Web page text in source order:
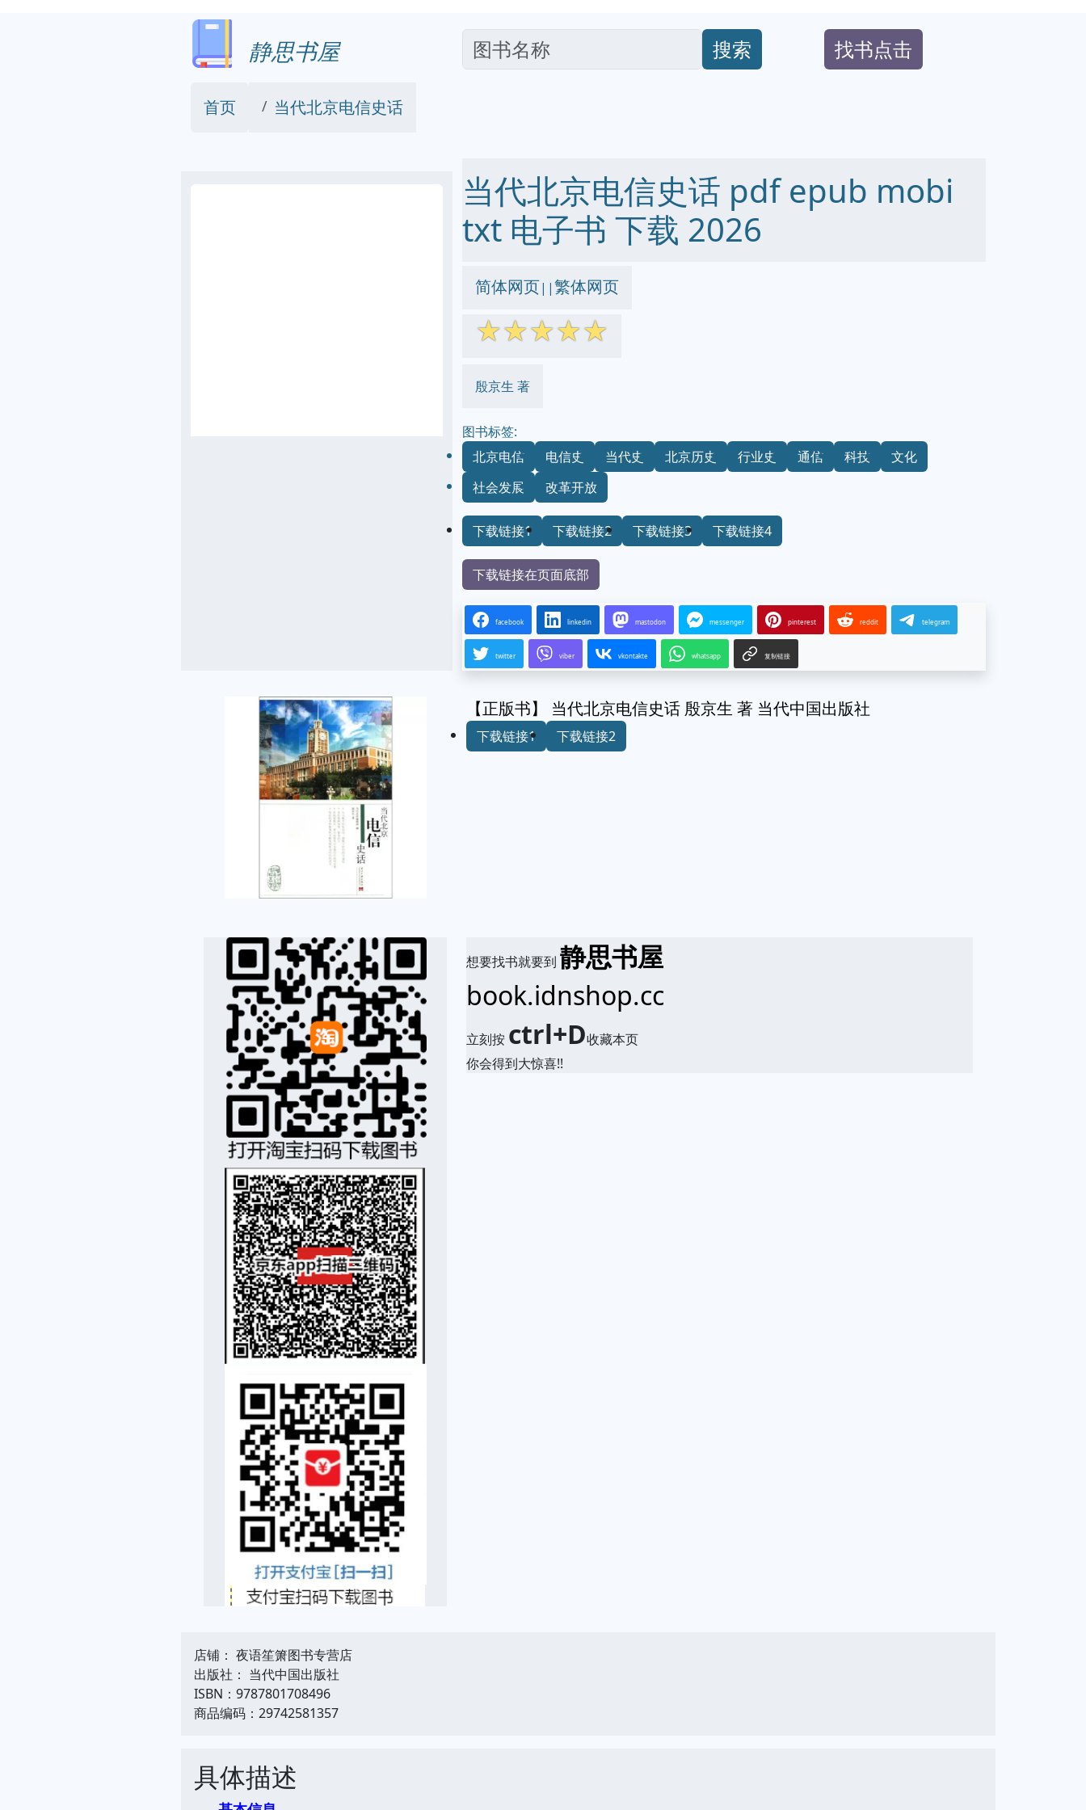
静思书屋 搜索 找书点击
首页 当代北京电信史话
当代北京电信史话 pdf epub mobi
txt 电子书 下载 2026
简体网页||繁体网页
☆☆☆☆☆
殷京生 著
图书标签:
北京电信
电信史 当代史 北京历史 行业史 通信 科技
文化
社会发展
改革开放
下载链接1 下载链接2 下载链接3 下载链接4
下载链接在页面底部
facebook linkedin mastodon messenger pinterest reddit telegram
twitter viber vkontakte whatsapp 复制链接
【正版书】 当代北京电信史话 殷京生 著 当代中国出版社
下载链接1 下载链接2
想要找书就要到静思书屋
book.idnshop.cc
立刻按 ctrl+D收藏本页
你会得到大惊喜!!
店铺： 夜语笙箫图书专营店
出版社： 当代中国出版社
ISBN：9787801708496
商品编码：29742581357
具体描述